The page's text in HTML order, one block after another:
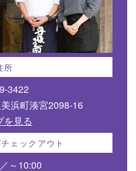
所
3422
浜町湊宮2098-16
を見る
ェックアウト
～10:00